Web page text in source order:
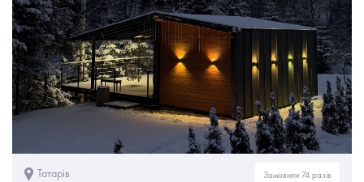
Татарів Замовили 74 разів